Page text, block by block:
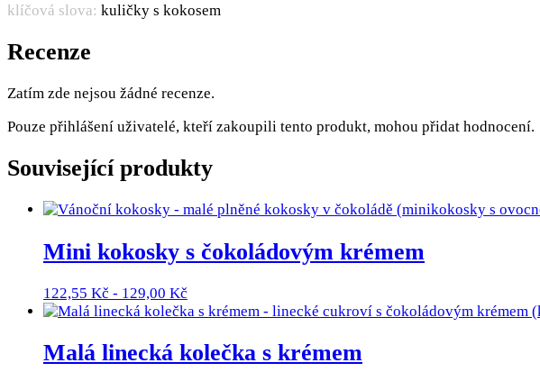
klíčová slova: kuličky s kokosem
Recenze
Zatím zde nejsou žádné recenze.
Pouze přihlášení uživatelé, kteří zakoupili tento produkt, mohou přidat hodnocení.
Související produkty
Mini kokosky s čokoládovým krémem
122,55 Kč - 129,00 Kč
Malá linecká kolečka s krémem